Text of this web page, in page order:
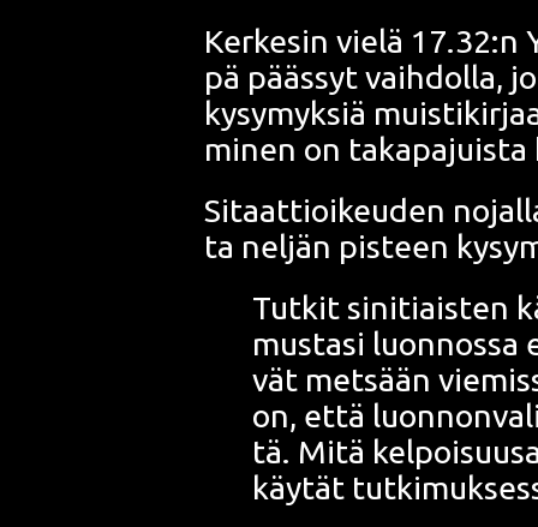
Ker­ke­sin vie­lä
pä pääs­syt vaih­dol­la,
kysy­myk­siä
mi­nen on
Sitaat­tioi­keu­den
ta nel­jän pis­teen
Tut­kit sini­tiais­ten
mus­ta­si
vät met­sään
on, että
tä. Mitä
käy­tät